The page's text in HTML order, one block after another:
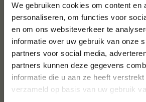
We gebruiken cookies om content en
personaliseren, om functies voor
en om ons websiteverkeer te
informatie over uw gebruik van onze
partners voor social media,
partners kunnen deze gegevens
informatie die u aan ze heeft
verzameld op basis van uw gebruik
Barbecoa Perfect Blend
BBQ Sauce
10% korting op je
eerste bestelling*
Schrijf je in voor onze nieuwsbrief
10% korting op jouw eerste